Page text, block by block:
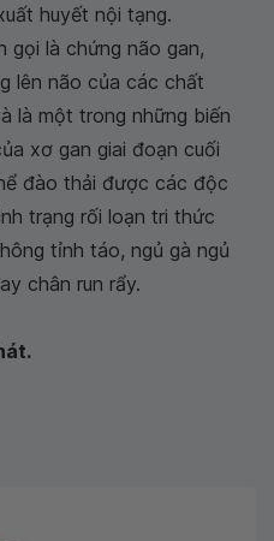
huyết nội tạng.
gọi là chứng não gan,
lên não của các chất
là một trong những biến
xơ gan giai đoạn cuối
đào thải được các độc
trạng rối loạn tri thức
tỉnh táo, ngủ gà ngủ
chân run rẩy.